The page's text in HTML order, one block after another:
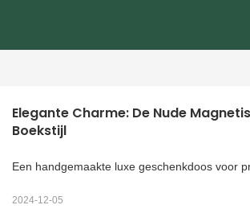
Elegante Charme: De Nude
Boekstijl
Een handgemaakte luxe geschenkdoos voor
2024-12-05